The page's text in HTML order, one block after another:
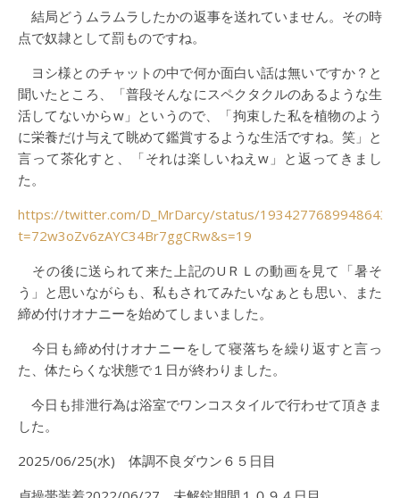
結局どうムラムラしたかの返事を送れていません。その時
点で奴隷として罰ものですね。
ヨシ様とのチャットの中で何か面白い話は無いですか？と
聞いたところ、「普段そんなにスペクタクルのあるような生
活してないからw」というので、「拘束した私を植物のよう
に栄養だけ与えて眺めて鑑賞するような生活ですね。笑」と
言って茶化すと、「それは楽しいねえw」と返ってきまし
た。
https://twitter.com/D_MrDarcy/status/
t=72w3oZv6zAYC34Br7ggCRw&s=19
その後に送られて来た上記のUＲＬの動画を見て「暑そ
う」と思いながらも、私もされてみたいなぁとも思い、また
締め付けオナニーを始めてしまいました。
今日も締め付けオナニーをして寝落ちを繰り返すと言っ
た、体たらくな状態で１日が終わりました。
今日も排泄行為は浴室でワンコスタイルで行わせて頂きま
した。
2025/06/25(水) 体調不良ダウン６５日目